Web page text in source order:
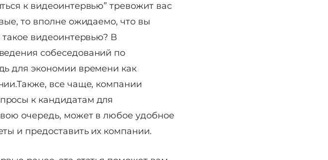
к видеоинтервью” тревожит вас
то вполне ожидаемо, что вы
такое видеоинтервью? В
собеседований по
для экономии времени как
все чаще, компании
к кандидатам для
очередь, может в любое удобное
и предоставить их компании.